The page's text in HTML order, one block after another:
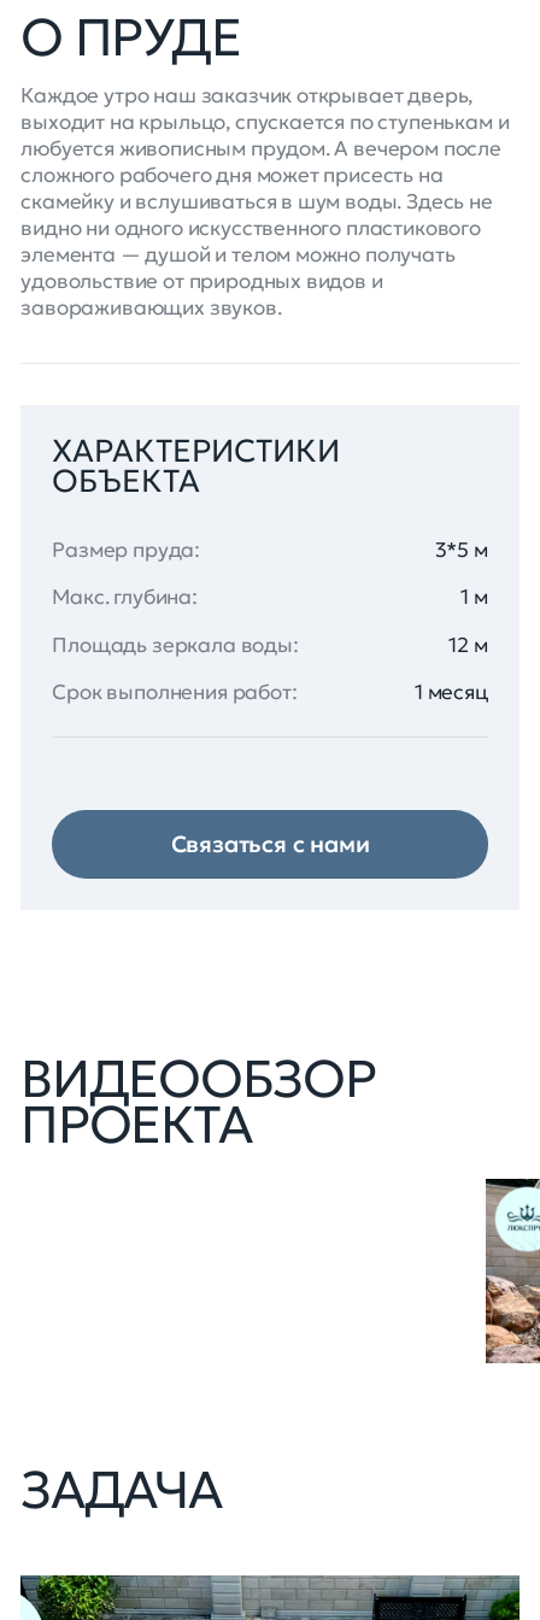
ХАРАКТЕРИСТИКИ
ОБЪЕКТА
Размер пруда:
3*5 м
Макс. глубина:
1 м
Площадь зеркала воды:
12 м
Срок выполнения работ:
1 месяц
Связаться с нами
О ПРУДЕ
Каждое утро наш заказчик открывает дверь,
выходит на крыльцо, спускается по ступенькам и
любуется живописным прудом. А вечером после
сложного рабочего дня может присесть на
скамейку и вслушиваться в шум воды. Здесь не
видно ни одного искусственного пластикового
элемента — душой и телом можно получать
удовольствие от природных видов и
завораживающих звуков.
ВИДЕООБЗОР
ПРОЕКТА
ЗАДАЧА